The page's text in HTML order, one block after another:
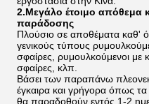
2.Μεγάλο έτοιμο απόθεμα
παράδοσης
Πλούσιο σε αποθέματα καθ'
γενικούς τύπους
σφαίρες, ρυμουλκούμενοι με
σφαίρες, κλπ.
Βάσει των παραπάνω
έγκαιρα και γρήγορα όπως
θα παραδοθούν εντός 1-2